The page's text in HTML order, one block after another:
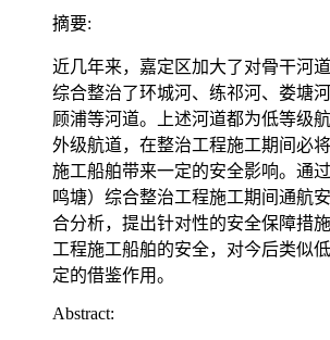
摘要:
近几年来，嘉定区加大了对骨干河
综合整治了环城河、练祁河、娄塘
顾浦等河道。上述河道都为低等级
外级航道，在整治工程施工期间必
施工船舶带来一定的安全影响。通
鸣塘）综合整治工程施工期间通航
合分析，提出针对性的安全保障措
工程施工船舶的安全，对今后类似
定的借鉴作用。
Abstract: